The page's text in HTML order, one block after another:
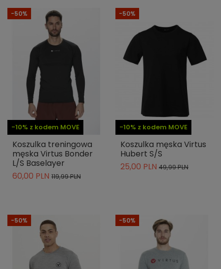
-10% z kodem MOVE
-50%
Koszulka treningowa
męska Virtus Bonder
L/S Baselayer
60,00 PLN 119,99 PLN
-10% z kodem MOVE
-50%
Koszulka męska Virtus
Hubert S/S
25,00 PLN 49,99 PLN
-50% -50%